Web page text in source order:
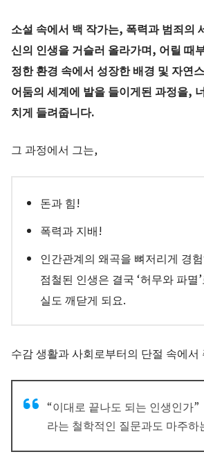
소설 속에서 백 작가는, 폭력과 범죄의
신의 인생을 거슬러 올라가며, 어릴 때
정한 환경 속에서 성장한 배경 및 자연
어둠의 세계에 발을 들이게된 과정을,
치게 들려줍니다.
그 과정에서 그는,
돈과 힘!
폭력과 지배!
인간관계의 왜곡을 뼈저리게 경
점철된 인생은 결국 ‘허무와 파멸
실도 깨닫게 되요.
수감 생활과 사회로부터의 단절 속에서
“이대로 끝나도 되는 인생인가”
라는 철학적인 질문과도 마주하